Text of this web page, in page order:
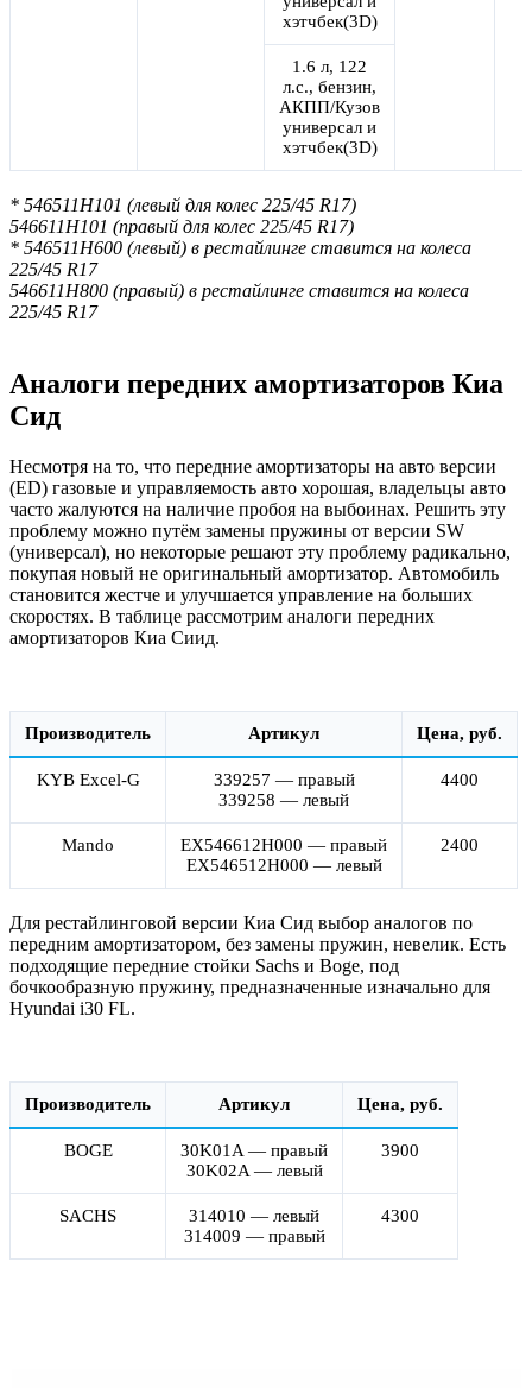
хэтчбек(3D)
1.6 л, 122
л.с., бензин,
АКПП/Кузов
универсал и
хэтчбек(3D)
* 546511H101 (левый для колес 225/45 R17)
546611H101 (правый для колес 225/45 R17)
* 546511H600 (левый) в рестайлинге ставится на колеса
225/45 R17
546611H800 (правый) в рестайлинге ставится на колеса
225/45 R17
Аналоги передних амортизаторов Киа
Сид
Несмотря на то, что передние амортизаторы на авто версии
(ED) газовые и управляемость авто хорошая, владельцы авто
часто жалуются на наличие пробоя на выбоинах. Решить эту
проблему можно путём замены пружины от версии SW
(универсал), но некоторые решают эту проблему радикально,
покупая новый не оригинальный амортизатор. Автомобиль
становится жестче и улучшается управление на больших
скоростях. В таблице рассмотрим аналоги передних
амортизаторов Киа Сиид.
Производитель Артикул Цена, руб.
KYB Excel-G
339257 — правый
339258 — левый
4400
Mando
EX546612H000 — правый
EX546512H000 — левый
2400
Для рестайлинговой версии Киа Сид выбор аналогов по
передним амортизатором, без замены пружин, невелик. Есть
подходящие передние стойки Sachs и Boge, под
бочкообразную пружину, предназначенные изначально для
Hyundai i30 FL.
Производитель Артикул Цена, руб.
BOGE
30K01A — правый
30K02A — левый
3900
SACHS
314010 — левый
314009 — правый
4300